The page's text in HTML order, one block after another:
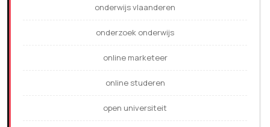
onderwijs vlaanderen
onderzoek onderwijs
online marketeer
online studeren
open universiteit